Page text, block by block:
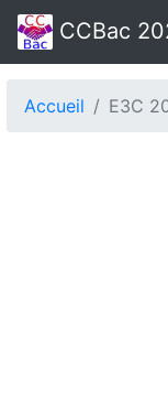
CCBac
Accueil E3C